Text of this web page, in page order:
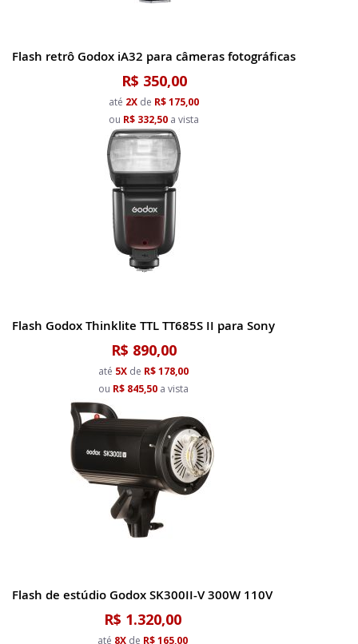
Flash retrô Godox iA32 para câmeras fotográficas
R$ 350,00
até 2X de R$ 175,00
ou R$ 332,50 a vista
Flash Godox Thinklite TTL TT685S II para Sony
R$ 890,00
até 5X de R$ 178,00
ou R$ 845,50 a vista
Flash de estúdio Godox SK300II-V 300W 110V
R$ 1.320,00
até 8Xde R$ 165,00